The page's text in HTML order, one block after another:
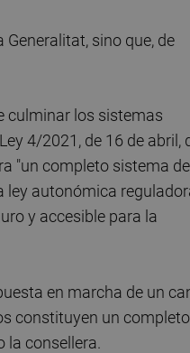
sino que, de
culminar los sistemas
4/2021, de 16 de abril,
"un completo sistema de
ley autonómica
y accesible para la
en marcha de un
constituyen un
la consellera.